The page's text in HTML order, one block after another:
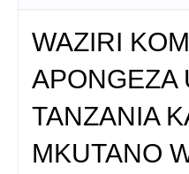
WAZIRI
APONGEZA
TANZANIA
MKUTANO